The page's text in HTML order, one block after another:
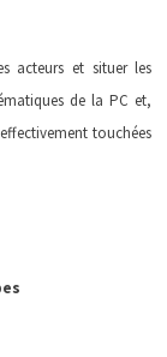
acteurs et situer les
de la PC et,
touchées